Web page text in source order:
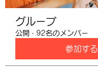
グループ
公開 · 92名のメンバー
参加する